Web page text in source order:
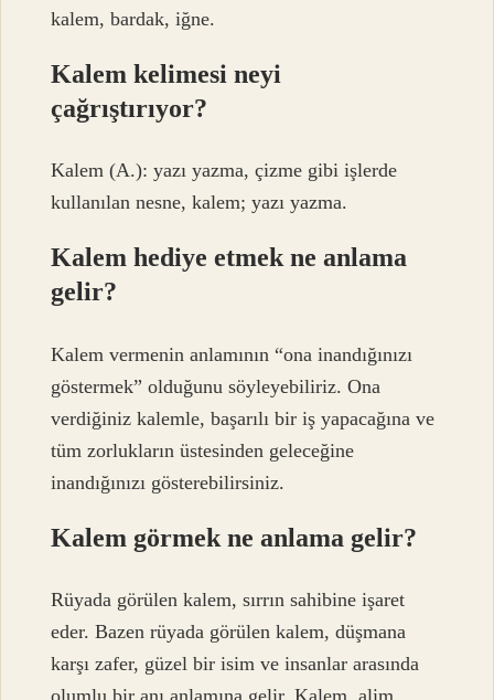
kalem, bardak, iğne.
Kalem kelimesi neyi
çağrıştırıyor?
Kalem (A.): yazı yazma, çizme gibi işlerde
kullanılan nesne, kalem; yazı yazma.
Kalem hediye etmek ne anlama
gelir?
Kalem vermenin anlamının “ona inandığınızı
göstermek” olduğunu söyleyebiliriz. Ona
verdiğiniz kalemle, başarılı bir iş yapacağına ve
tüm zorlukların üstesinden geleceğine
inandığınızı gösterebilirsiniz.
Kalem görmek ne anlama gelir?
Rüyada görülen kalem, sırrın sahibine işaret
eder. Bazen rüyada görülen kalem, düşmana
karşı zafer, güzel bir isim ve insanlar arasında